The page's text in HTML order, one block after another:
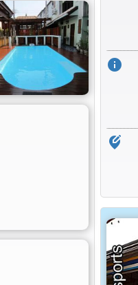
info
edit_location_alt